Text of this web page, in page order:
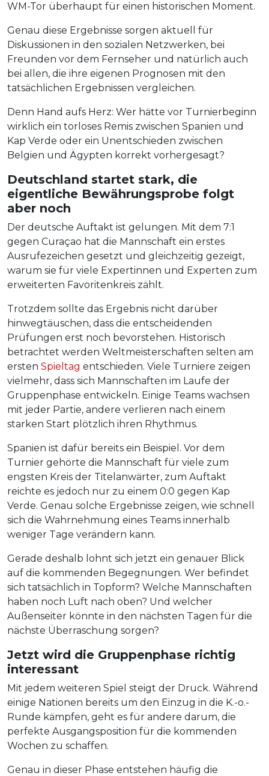
WM-Tor überhaupt für einen historischen Moment.
Genau diese Ergebnisse sorgen aktuell für
Diskussionen in den sozialen Netzwerken, bei
Freunden vor dem Fernseher und natürlich auch
bei allen, die ihre eigenen Prognosen mit den
tatsächlichen Ergebnissen vergleichen.
Denn Hand aufs Herz: Wer hätte vor Turnierbeginn
wirklich ein torloses Remis zwischen Spanien und
Kap Verde oder ein Unentschieden zwischen
Belgien und Ägypten korrekt vorhergesagt?
Deutschland startet stark, die
eigentliche Bewährungsprobe folgt
aber noch
Der deutsche Auftakt ist gelungen. Mit dem 7:1
gegen Curaçao hat die Mannschaft ein erstes
Ausrufezeichen gesetzt und gleichzeitig gezeigt,
warum sie für viele Expertinnen und Experten zum
erweiterten Favoritenkreis zählt.
Trotzdem sollte das Ergebnis nicht darüber
hinwegtäuschen, dass die entscheidenden
Prüfungen erst noch bevorstehen. Historisch
betrachtet werden Weltmeisterschaften selten am
ersten Spieltag entschieden. Viele Turniere zeigen
vielmehr, dass sich Mannschaften im Laufe der
Gruppenphase entwickeln. Einige Teams wachsen
mit jeder Partie, andere verlieren nach einem
starken Start plötzlich ihren Rhythmus.
Spanien ist dafür bereits ein Beispiel. Vor dem
Turnier gehörte die Mannschaft für viele zum
engsten Kreis der Titelanwärter, zum Auftakt
reichte es jedoch nur zu einem 0:0 gegen Kap
Verde. Genau solche Ergebnisse zeigen, wie schnell
sich die Wahrnehmung eines Teams innerhalb
weniger Tage verändern kann.
Gerade deshalb lohnt sich jetzt ein genauer Blick
auf die kommenden Begegnungen. Wer befindet
sich tatsächlich in Topform? Welche Mannschaften
haben noch Luft nach oben? Und welcher
Außenseiter könnte in den nächsten Tagen für die
nächste Überraschung sorgen?
Jetzt wird die Gruppenphase richtig
interessant
Mit jedem weiteren Spiel steigt der Druck. Während
einige Nationen bereits um den Einzug in die K.-o.-
Runde kämpfen, geht es für andere darum, die
perfekte Ausgangsposition für die kommenden
Wochen zu schaffen.
Genau in dieser Phase entstehen häufig die